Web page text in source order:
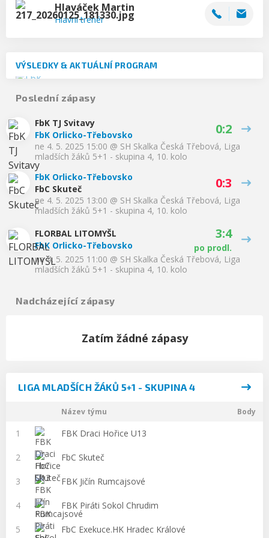
Martin
Hlaváček
Hlavní trenér
VÝSLEDKY & AKTUÁLNÍ PROGRAM
Poslední zápasy
FbK TJ Svitavy
FbK Orlicko-Třebovsko
0:2
ne 4. 5. 2025 15:00 @ SH Skalka Česká Třebová, Liga
mladších žáků 5+1 - skupina 4, 10. kolo
FbK Orlicko-Třebovsko
FbC Skuteč
0:3
ne 4. 5. 2025 13:00 @ SH Skalka Česká Třebová, Liga
mladších žáků 5+1 - skupina 4, 10. kolo
FLORBAL LITOMYŠL
FbK Orlicko-Třebovsko
3:4
po prodl.
ne 4. 5. 2025 11:00 @ SH Skalka Česká Třebová, Liga
mladších žáků 5+1 - skupina 4, 10. kolo
Nadcházející zápasy
Zatím žádné zápasy
LIGA MLADŠÍCH ŽÁKŮ 5+1 - SKUPINA 4
Název týmu Body
1 FBK Draci Hořice U13
2 FbC Skuteč
3 FBK Jičín Rumcajsové
4 FBK Piráti Sokol Chrudim
5 FbC Exekuce.HK Hradec Králové